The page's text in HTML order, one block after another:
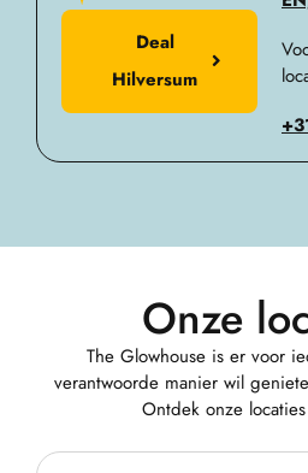
Deal
Hilversum
Onze
The Glowhouse is er voor
verantwoorde manier wil
Ontdek onze